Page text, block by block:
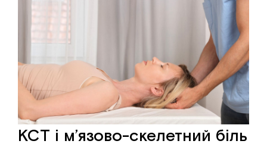
КСТ і м’язово-скелетний біль